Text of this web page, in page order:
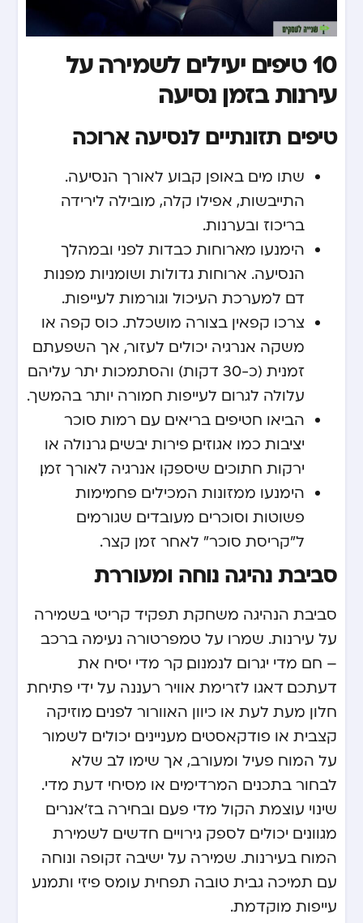
10 טיפים יעילים לשמירה על
עירנות בזמן נסיעה
טיפים תזונתיים לנסיעה ארוכה
שתו מים באופן קבוע לאורך הנסיעה.
התייבשות, אפילו קלה, מובילה לירידה
בריכוז ובערנות.
הימנעו מארוחות כבדות לפני ובמהלך
הנסיעה. ארוחות גדולות ושומניות מפנות
דם למערכת העיכול וגורמות לעייפות.
צרכו קפאין בצורה מושכלת. כוס קפה או
משקה אנרגיה יכולים לעזור, אך השפעתם
זמנית (כ-30 דקות) והסתמכות יתר עליהם
עלולה לגרום לעייפות חמורה יותר בהמשך.
הביאו חטיפים בריאים עם רמות סוכר
יציבות כמו אגוזים, פירות יבשים, גרנולה או
ירקות חתוכים שיספקו אנרגיה לאורך זמן.
הימנעו ממזונות המכילים פחמימות
פשוטות וסוכרים מעובדים שגורמים
ל”קריסת סוכר” לאחר זמן קצר.
סביבת נהיגה נוחה ומעוררת
סביבת הנהיגה משחקת תפקיד קריטי בשמירה
על עירנות. שמרו על טמפרטורה נעימה ברכב
– חם מדי יגרום לנמנום, קר מדי יסיח את
דעתכם. דאגו לזרימת אוויר רעננה על ידי פתיחת
חלון מעת לעת או כיוון האוורור לפנים. מוזיקה
קצבית או פודקאסטים מעניינים יכולים לשמור
על המוח פעיל ומעורב, אך שימו לב שלא
לבחור בתכנים המרדימים או מסיחי דעת מדי.
שינוי עוצמת הקול מדי פעם ובחירה בז’אנרים
מגוונים יכולים לספק גירויים חדשים לשמירת
המוח בעירנות. שמירה על ישיבה זקופה ונוחה
עם תמיכה גבית טובה תפחית עומס פיזי ותמנע
עייפות מוקדמת.